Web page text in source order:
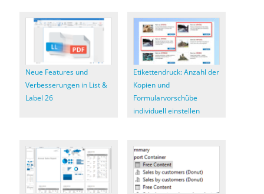
Neue Features und
Verbesserungen in List &
Label 26
Etikettendruck: Anzahl der
Kopien und
Formularvorschübe
individuell einstellen